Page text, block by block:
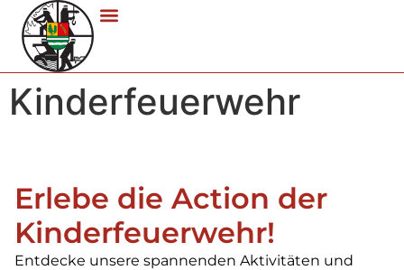
Kinderfeuerwehr
Erlebe die Action der
Kinderfeuerwehr!
Entdecke unsere spannenden Aktivitäten und